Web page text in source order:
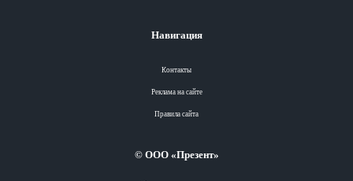
Навигация
Контакты
Реклама на сайте
Правила сайта
© ООО «Презент»